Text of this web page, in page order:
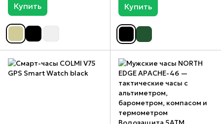
Купить Купить